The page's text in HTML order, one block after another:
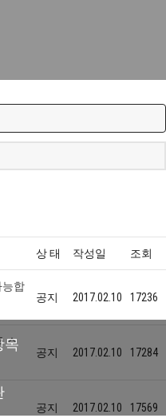
목
발자국 Q&A
상 태 작성일 조회
능합
공지 2017.02.10 17236
소
공지 2017.02.10 17284
공지 2017.02.10 17569